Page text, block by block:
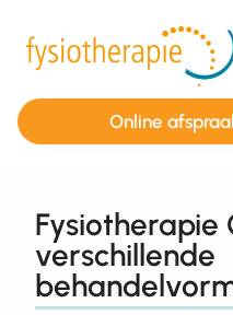
Online
verschillende